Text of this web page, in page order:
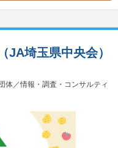
体／情報・調査・コンサルティ
JA埼玉県中央会）